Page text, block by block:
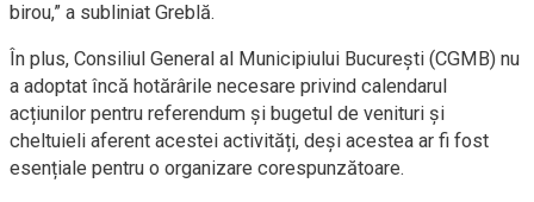
birou,” a subliniat Greblă.
În plus, Consiliul General al Municipiului București (CGMB) nu
a adoptat încă hotărârile necesare privind calendarul
acțiunilor pentru referendum și bugetul de venituri și
cheltuieli aferent acestei activități, deși acestea ar fi fost
esențiale pentru o organizare corespunzătoare.